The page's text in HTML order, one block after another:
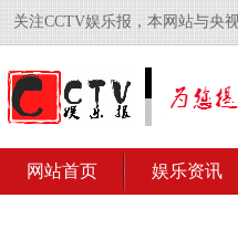
关注CCTV娱乐报，本网站与央
网站首页 娱乐资讯